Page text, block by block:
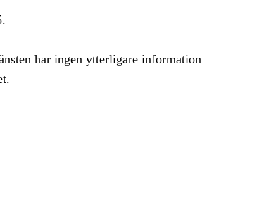
har ingen ytterligare information